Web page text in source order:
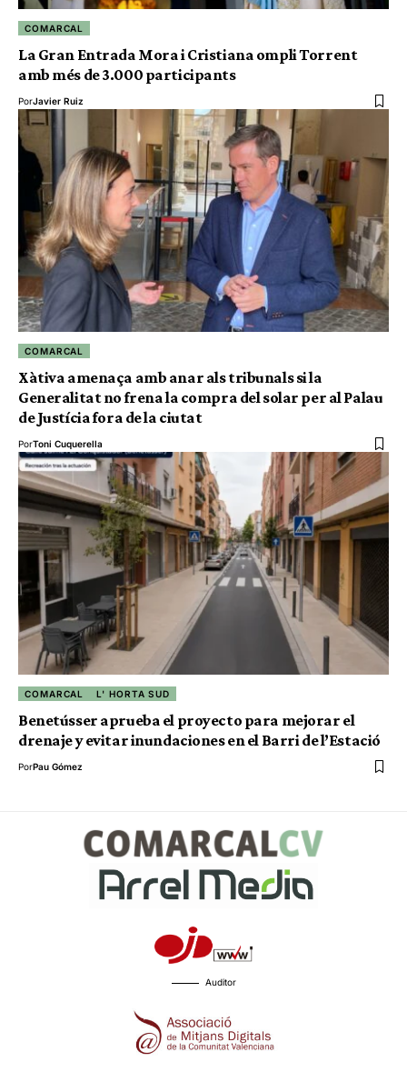
COMARCAL
La Gran Entrada Mora i Cristiana ompli Torrent
amb més de 3.000 participants
PorJavier Ruiz
COMARCAL
Xàtiva amenaça amb anar als tribunals si la
Generalitat no frena la compra del solar per al Palau
de Justícia fora de la ciutat
PorToni Cuquerella
COMARCAL L' HORTA SUD
Benetússer aprueba el proyecto para mejorar el
drenaje y evitar inundaciones en el Barri de l’Estació
PorPau Gómez
Auditor